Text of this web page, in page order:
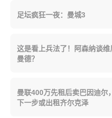
足坛疯狂一夜：曼城3
这是看上兵法了！阿森纳谈
曼德？
曼联400万先租后卖巴因迪尔
下一步或出租齐尔克泽